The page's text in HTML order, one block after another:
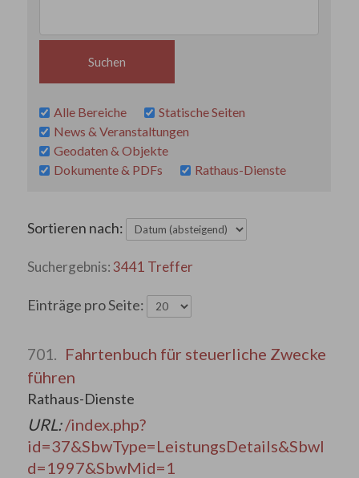
Alle Bereiche
Statische Seiten
News & Veranstaltungen
Geodaten & Objekte
Dokumente & PDFs
Rathaus-Dienste
Sortieren nach:
3441 Treffer
Einträge pro Seite:
701. Fahrtenbuch für steuerliche Zwecke
führen
Rathaus-Dienste
URL:/index.php?
id=37&SbwType=LeistungsDetails&SbwI
d=1997&SbwMid=1